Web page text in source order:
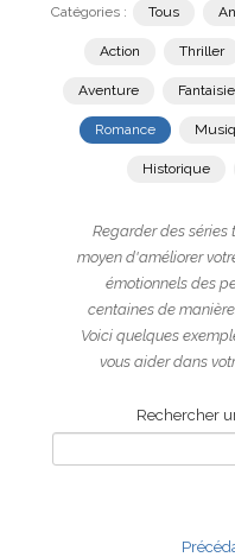
Catégories : Tous
Action Thriller
Aventure Fantaisie
Romance
Historique
Regarder des séries
moyen d'améliorer
émotionnels des
centaines de
Voici quelques
vous aider dans
Rechercher